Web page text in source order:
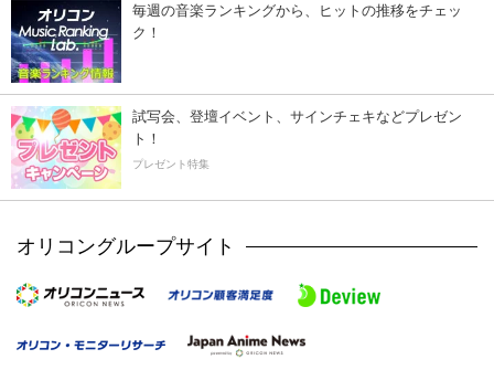
毎週の音楽ランキングから、ヒットの推移をチェッ
ク！
試写会、登壇イベント、サインチェキなどプレゼン
ト！
プレゼント特集
オリコングループサイト